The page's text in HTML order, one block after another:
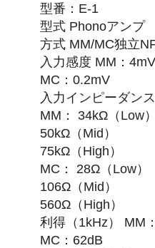
型番：E-1
型式 Phonoアンプ
方式 MM/MC独立
入力感度 MM：4mV
MC：0.2mV
入力インピーダンス
MM： 34kΩ（Low）
50kΩ（Mid）
75kΩ（High）
MC： 28Ω（Low）
106Ω（Mid）
560Ω（High）
利得（1kHz） MM
MC：62dB